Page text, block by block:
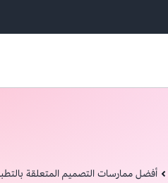
أفضل ممارسات التصميم المتعلقة